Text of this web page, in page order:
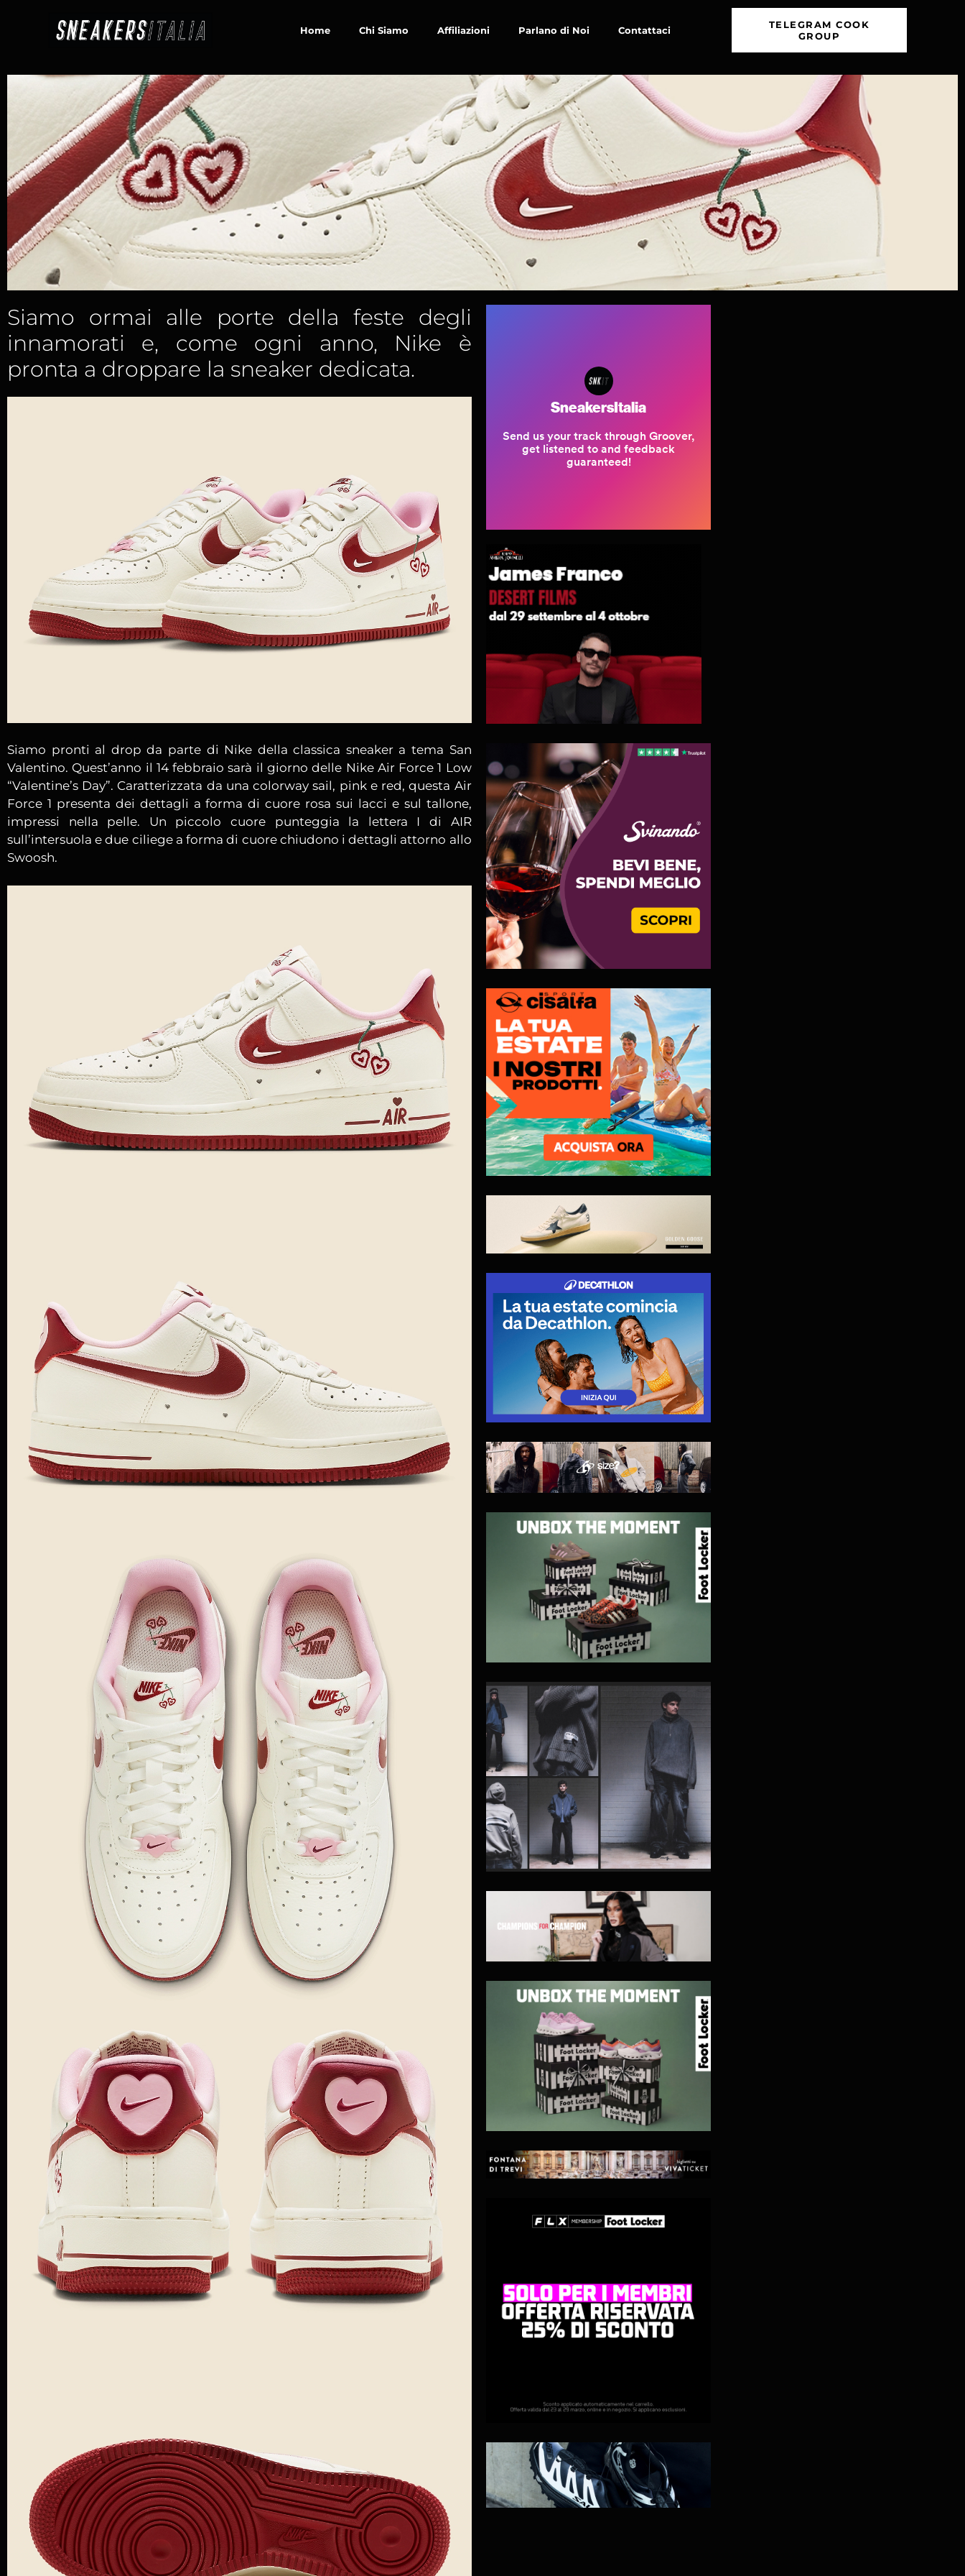
Home Chi Siamo Affiliazioni Parlano di Noi Contattaci
TELEGRAM COOK
GROUP
Siamo ormai alle porte della feste degli
innamorati e, come ogni anno, Nike è
pronta a droppare la sneaker dedicata.
Siamo pronti al drop da parte di Nike della classica sneaker a tema San
Valentino. Quest’anno il 14 febbraio sarà il giorno delle Nike Air Force 1 Low
“Valentine’s Day”. Caratterizzata da una colorway sail, pink e red, questa Air
Force 1 presenta dei dettagli a forma di cuore rosa sui lacci e sul tallone,
impressi nella pelle. Un piccolo cuore punteggia la lettera I di AIR
sull’intersuola e due ciliege a forma di cuore chiudono i dettagli attorno allo
Swoosh.